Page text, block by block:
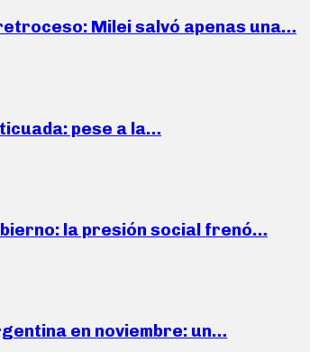
Milei salvó apenas una…
pese a la…
la presión social frenó…
en noviembre: un…